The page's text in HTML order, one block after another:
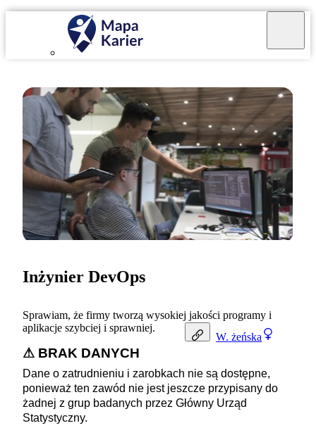
W. żeńska
Inżynier DevOps
Sprawiam, że firmy tworzą wysokiej jakości programy i
aplikacje szybciej i sprawniej.
⚠ BRAK DANYCH
Dane o zatrudnieniu i zarobkach nie są dostępne,
ponieważ ten zawód nie jest jeszcze przypisany do
żadnej z grup badanych przez Główny Urząd
Statystyczny.